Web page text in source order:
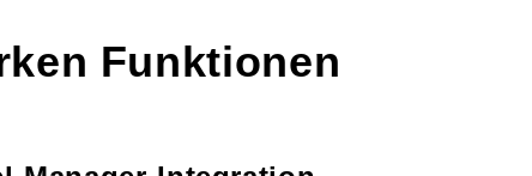
Funktionen